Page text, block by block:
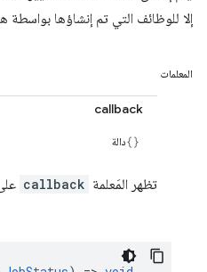
إلا للوظائف التي تم إنشاؤها بواسطة
المعلمات
callback
دالة
تظهر المَعلمة callback